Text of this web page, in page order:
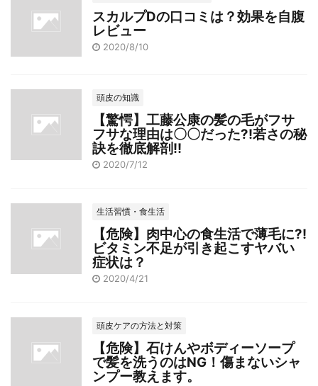
スカルプDの口コミは？効果を自腹
レビュー
2020/8/10
頭皮の知識
【驚愕】工藤公康の髪の毛がフサ
フサな理由は〇〇だった?!若さの秘
訣を徹底解剖!!
2020/7/12
生活習慣・食生活
【危険】肉中心の食生活で薄毛に?!
ビタミン不足が引き起こすヤバい
症状は？
2020/4/21
頭皮ケアの方法と対策
【危険】石けんやボディーソープ
で髪を洗うのはNG！傷まないシャ
ンプー教えます。